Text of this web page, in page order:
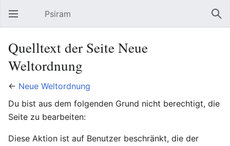
Hauptmenü öffnen Psiram
Quelltext der Seite Neue
Weltordnung
← Neue Weltordnung
Du bist aus dem folgenden Grund nicht berechtigt, die
Seite zu bearbeiten:
Diese Aktion ist auf Benutzer beschränkt, die der